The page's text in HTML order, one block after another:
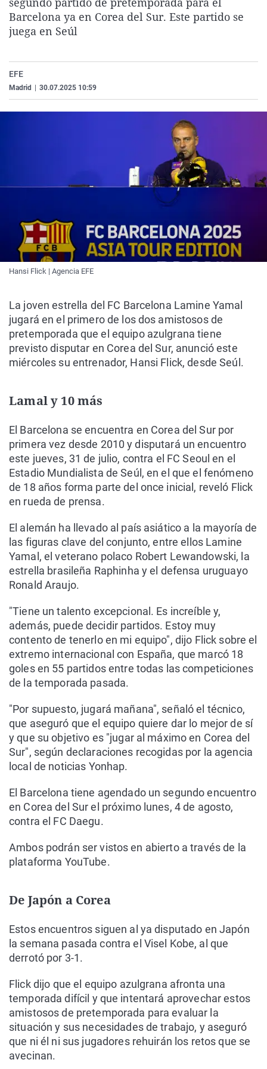
La rosa de los vientos
Caso
Extremadura
Virales
Barcelona ya en Corea del Sur. Este partido se
juega en Seúl
EFE
Madrid 30.07.2025 10:59
Hansi Flick | Agencia EFE
La joven estrella del FC Barcelona Lamine Yamal
jugará en el primero de los dos amistosos de
pretemporada que el equipo azulgrana tiene
previsto disputar en Corea del Sur, anunció este
miércoles su entrenador, Hansi Flick, desde Seúl.
Lamal y 10 más
El Barcelona se encuentra en Corea del Sur por
primera vez desde 2010 y disputará un encuentro
este jueves, 31 de julio, contra el FC Seoul en el
Estadio Mundialista de Seúl, en el que el fenómeno
de 18 años forma parte del once inicial, reveló Flick
en rueda de prensa.
El alemán ha llevado al país asiático a la mayoría de
las figuras clave del conjunto, entre ellos Lamine
Yamal, el veterano polaco Robert Lewandowski, la
estrella brasileña Raphinha y el defensa uruguayo
Ronald Araujo.
"Tiene un talento excepcional. Es increíble y,
además, puede decidir partidos. Estoy muy
contento de tenerlo en mi equipo", dijo Flick sobre el
extremo internacional con España, que marcó 18
goles en 55 partidos entre todas las competiciones
de la temporada pasada.
"Por supuesto, jugará mañana", señaló el técnico,
que aseguró que el equipo quiere dar lo mejor de sí
y que su objetivo es "jugar al máximo en Corea del
Sur", según declaraciones recogidas por la agencia
local de noticias Yonhap.
El Barcelona tiene agendado un segundo encuentro
en Corea del Sur el próximo lunes, 4 de agosto,
contra el FC Daegu.
Ambos podrán ser vistos en abierto a través de la
plataforma YouTube.
De Japón a Corea
Estos encuentros siguen al ya disputado en Japón
la semana pasada contra el Visel Kobe, al que
derrotó por 3-1.
Flick dijo que el equipo azulgrana afronta una
temporada difícil y que intentará aprovechar estos
amistosos de pretemporada para evaluar la
situación y sus necesidades de trabajo, y aseguró
que ni él ni sus jugadores rehuirán los retos que se
avecinan.